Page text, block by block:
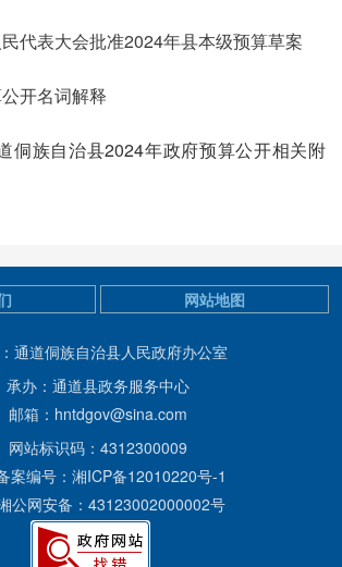
代表大会批准2024年县本级预算草案
开名词解释
侗族自治县2024年政府预算公开相关附
通道侗族自治县人民政府办公室
承办：通道县政务服务中心
邮箱：hntdgov@sina.com
网站标识码：4312300009
案编号：湘ICP备12010220号-1
公网安备：43123002000002号
网站地图